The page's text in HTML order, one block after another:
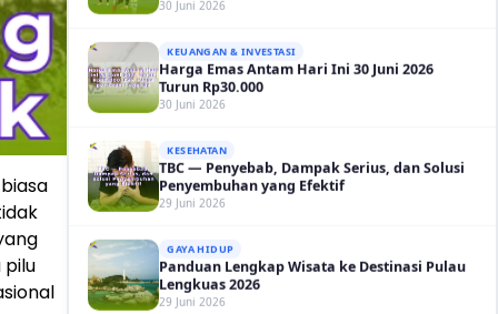
Harga Emas Antam Hari Ini 30 Juni 2026
30 Juni 2026
KESEHATAN
TBC — Penyebab, Dampak Serius, dan Solusi
29 Juni 2026
GAYA HIDUP
Panduan Lengkap Wisata ke Destinasi Pulau
29 Juni 2026
TEKNOLOGI